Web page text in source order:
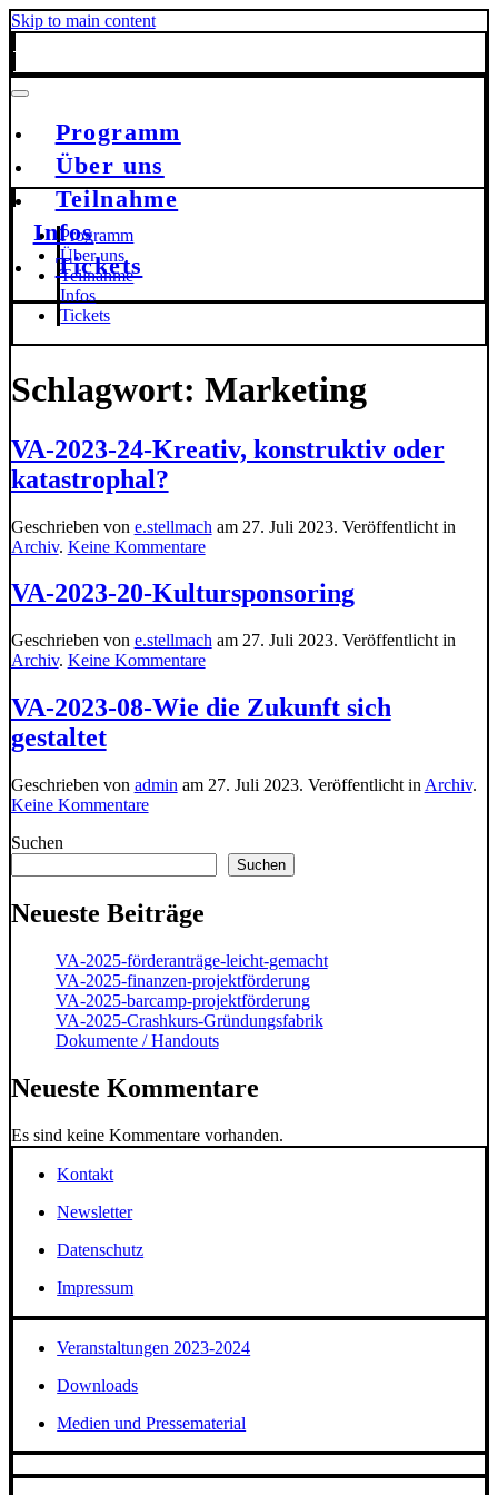
Skip to main content
Programm
Über uns
Teilnahme
Infos
Tickets
Programm
Über uns
Teilnahme
Infos
Tickets
Schlagwort: Marketing
VA-2023-24-Kreativ, konstruktiv oder
katastrophal?
Geschrieben von e.stellmach am 27. Juli 2023. Veröffentlicht in
Archiv. Keine Kommentarezu
2023-
24-
konstruktiv
oder
VA-2023-20-Kultursponsoring
Geschrieben von e.stellmach am 27. Juli 2023. Veröffentlicht in
Archiv. Keine Kommentarezu
2023-
20-
VA-2023-08-Wie die Zukunft sich
gestaltet
Geschrieben von admin am 27. Juli 2023. Veröffentlicht in Archiv.
Keine Kommentarezu
die
Zukunft
gestaltet
Suchen
Suchen
Neueste Beiträge
VA-2025-förderanträge-leicht-gemacht
VA-2025-finanzen-projektförderung
VA-2025-barcamp-projektförderung
VA-2025-Crashkurs-Gründungsfabrik
Dokumente / Handouts
Neueste Kommentare
Es sind keine Kommentare vorhanden.
Kontakt
Newsletter
Datenschutz
Impressum
Veranstaltungen 2023-2024
Downloads
Medien und Pressematerial